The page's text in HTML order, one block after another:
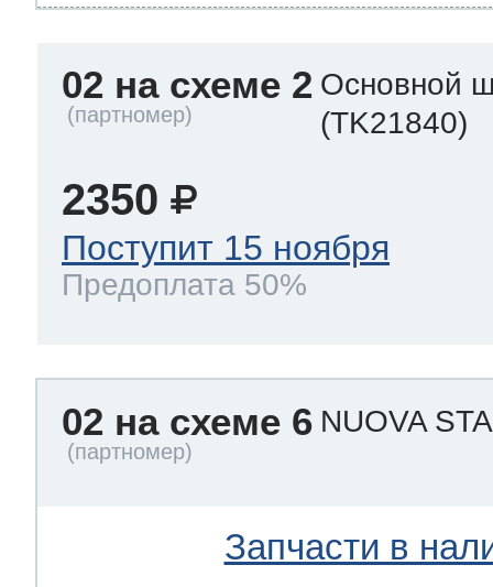
02 на схеме 2 Основной
(TK21840)
2350
Поступит 15 ноября
Предоплата 50%
02 на схеме 6 NUOVA
Запчасти в